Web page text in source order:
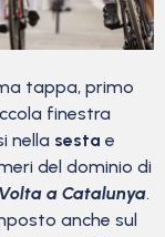
tappa, primo
finestra
nella sesta e
del dominio di
Volta a Catalunya.
anche sul